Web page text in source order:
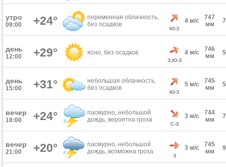
утро
09:00 +24°
переменная облачность,
без осадков
Ю-З
4 м/с
747
мм
день
12:00 +29° ясно, без осадков
З,Ю-З
4 м/с
746
мм
день
15:00 +31°
небольшая облачность,
без осадков
Ю-З
5 м/с
745
мм
вечер
18:00 +24°
пасмурно, небольшой
дождь, вероятна гроза
С-З
3 м/с
744
мм
вечер
21:00 +20°
пасмурно, небольшой
дождь, возможна гроза
З
3 м/с
745
мм